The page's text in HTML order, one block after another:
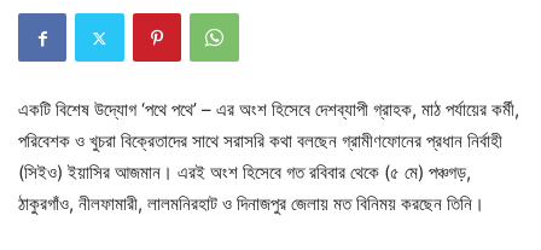
একটি বিশেষ উদ্যোগ ‘পথে পথে’ – এর অংশ হিসেবে দেশব্যাপী গ্রাহক, মাঠ পর্যায়ের কর্মী,
পরিবেশক ও খুচরা বিক্রেতাদের সাথে সরাসরি কথা বলছেন গ্রামীণফোনের প্রধান নির্বাহী
(সিইও) ইয়াসির আজমান। এরই অংশ হিসেবে গত রবিবার থেকে (৫ মে) পঞ্চগড়,
ঠাকুরগাঁও, নীলফামারী, লালমনিরহাট ও দিনাজপুর জেলায় মত বিনিময় করছেন তিনি।